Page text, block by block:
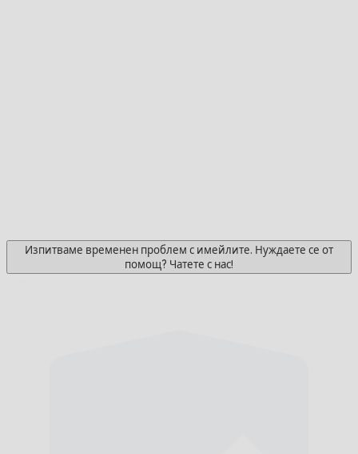
Изпитваме временен проблем с имейлите. Нуждаете се от
помощ? Чатете с нас!